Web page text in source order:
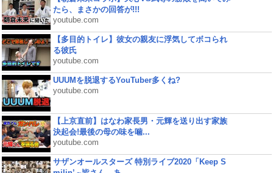
たら、まさかの回答が!!!
youtube.com
【多目的トイレ】彼女の親友に浮気してボコられ
る彼氏
youtube.com
UUUMを脱退するYouTuber多くね?
youtube.com
【上京直前】はなわ家長男・元輝を送り出す家族
決起会!最後の母の味を噛...
youtube.com
サザンオールスターズ 特別ライブ2020「Keep S